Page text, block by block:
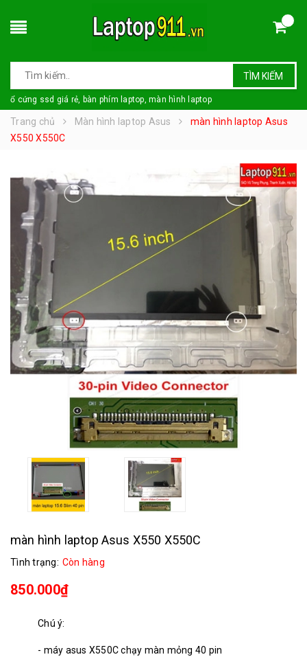
TÌM KIẾM
ổ cứng ssd giá rẻ, bàn phím laptop, màn hình laptop
Trang chủ Màn hình laptop Asus
màn hình laptop Asus
X550 X550C
màn hình laptop Asus X550 X550C
Tình trạng: Còn hàng
850.000₫
Chú ý:
- máy asus X550C chạy màn mỏng 40 pin